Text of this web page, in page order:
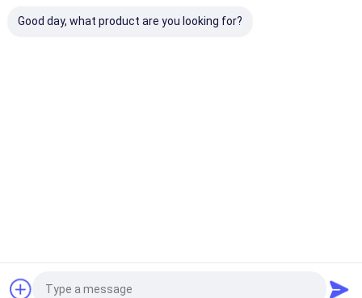
Good day, what product are you looking for?